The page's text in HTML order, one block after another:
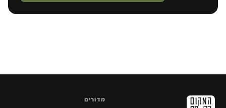
מדורים